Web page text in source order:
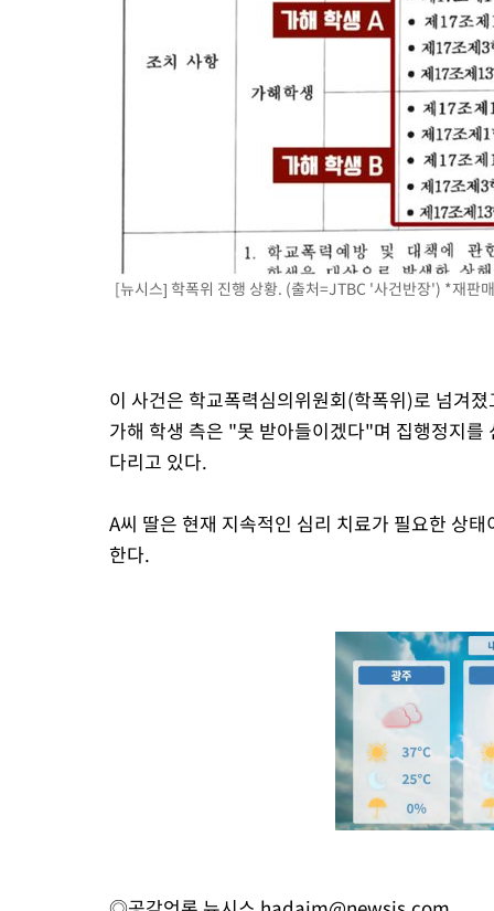
[뉴시스] 학폭위 진행 상황. (출처=JTBC '사건반장') *재판
이 사건은 학교폭력심의위원회(학폭위)로 넘겨
가해 학생 측은 "못 받아들이겠다"며 집행정지
다리고 있다.
A씨 딸은 현재 지속적인 심리 치료가 필요한 상
한다.